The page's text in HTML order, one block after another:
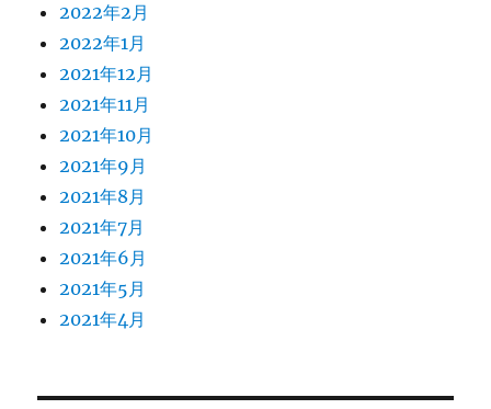
2022年2月
2022年1月
2021年12月
2021年11月
2021年10月
2021年9月
2021年8月
2021年7月
2021年6月
2021年5月
2021年4月